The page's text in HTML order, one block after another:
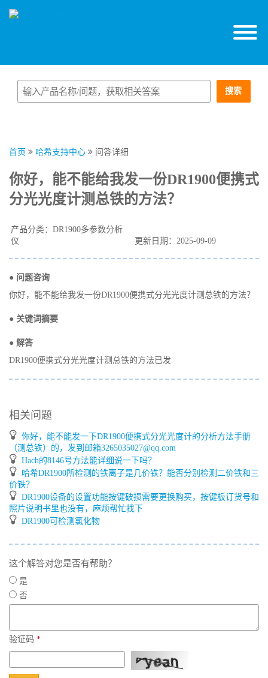
搜索
首页 哈希支持中心 问答详细
你好，能不能给我发一份DR1900便携式
分光光度计测总铁的方法？
产品分类：DR1900多参数分析
仪
更新日期：2025-09-09
● 问题咨询
你好，能不能给我发一份DR1900便携式分光光度计测总铁的方法？
● 关键词摘要
● 解答
DR1900便携式分光光度计测总铁的方法已发
相关问题
你好，能不能发一下DR1900便携式分光光度计的分析方法手册
（测总铁）的，发到邮箱3265035027@qq.com
Hach的8146号方法能详细说一下吗？
哈希DR1900所检测的铁离子是几价铁？能否分别检测二价铁和三
价铁？
DR1900设备的设置功能按键破损需要更换购买，按键板订货号和
照片说明书里也没有，麻烦帮忙找下
DR1900可检测氯化物
这个解答对您是否有帮助？
是
否
验证码 *